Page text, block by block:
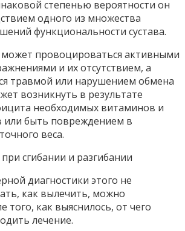
степенью вероятности он
одного из множества
функциональности сустава.
может провоцироваться активными
и их отсутствием, а
травмой или нарушением обмена
возникнуть в результате
необходимых витаминов и
или быть повреждением в
веса.
диагностики этого не
как вылечить, можно
того, как выяснилось, от чего
лечение.